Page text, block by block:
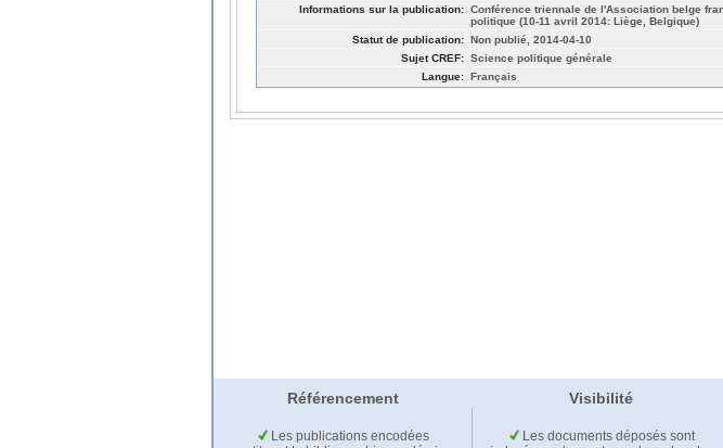
Informations sur la publication: Conférence triennale de l'Association belge
politique (10-11 avril 2014: Liège, Belgique)
Statut de publication: Non publié, 2014-04-10
Sujet CREF: Science politique générale
Langue: Français
Référencement Visibilité
Les publications encodées
Les documents déposés sont